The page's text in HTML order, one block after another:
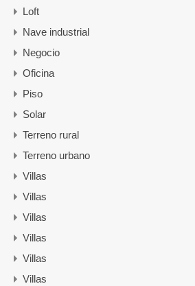
Loft
Nave industrial
Negocio
Oficina
Piso
Solar
Terreno rural
Terreno urbano
Villas
Villas
Villas
Villas
Villas
Villas